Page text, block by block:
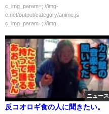
てしまう…
c_img_param=; //img-
c.net/output/category/anime.js
c_img_param=; //img...
ニュース
反コオロギ食の人に聞きたい。